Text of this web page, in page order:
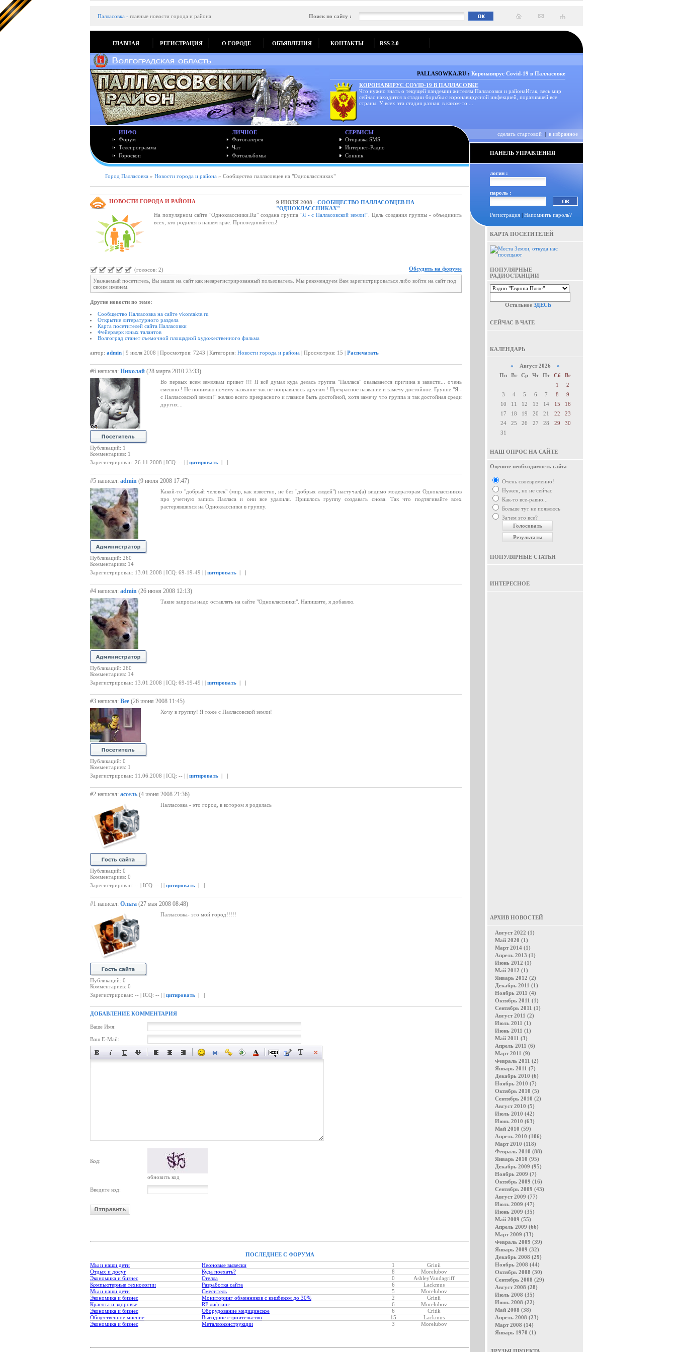
Палласовка - главные новости города и района Поиск по сайту :
ГЛАВНАЯ РЕГИСТРАЦИЯ О ГОРОДЕ ОБЪЯВЛЕНИЯ КОНТАКТЫ RSS 2.0
PALLASOWKA.RU : Коронавирус Covid-19 в Палласовке
КОРОНАВИРУС COVID-19 В ПАЛЛАСОВКЕ
Что нужно знать о текущей пандемии жителям Палласовки и районаИтак, весь мир
сейчас находится в стадии борьбы с коронавирусной инфекцией, поразившей все
страны. У всех эта стадия разная: в каком-то ...
ИНФО
Форум
Телепрограмма
Гороскоп
ЛИЧНОЕ
Фотогалерея
Чат
Фотоальбомы
СЕРВИСЫ
Отправка SMS
Интернет-Радио
Сонник
сделать стартовой | в избранное
ПАНЕЛЬ УПРАВЛЕНИЯ
Город Палласовка » Новости города и района » Сообщество палласовцев на "Одноклассниках"
НОВОСТИ ГОРОДА И РАЙОНА 9 ИЮЛЯ 2008 - СООБЩЕСТВО ПАЛЛАСОВЦЕВ НА
"ОДНОКЛАССНИКАХ"
На популярном сайте "Одноклассники.Ru" создана группа "Я - с Палласовской земли!" . Цель создания группы - объединить
всех, кто родился в нашем крае. Присоединяйтесь!
(голосов: 2)
Обсудить на форуме
Уважаемый посетитель, Вы зашли на сайт как незарегистрированный пользователь. Мы рекомендуем Вам зарегистрироваться либо войти на сайт под
своим именем.
Другие новости по теме:
Сообщество Палласовка на сайте vkontakte.ru
Открытие литературного раздела
Карта посетителей сайта Палласовки
Фейерверк юных талантов
Волгоград станет съемочной площадкой художественного фильма
автор: admin | 9 июля 2008 | Просмотров: 7243 | Категория: Новости города и района | Просмотров: 15 | Распечатать
#6 написал: Николай (28 марта 2010 23:33)
Публикаций: 1
Комментариев: 1
Во первых всем землякам привет !!! Я всё думал куда делась группа "Палласа" оказывается причина в зависти... очень
смешно ! Не понимаю почему название так не понравилось другим ! Прекрасное название и замечу достойное. Группе "Я -
с Палласовской земли!" желаю всего прекрасного и главное быть достойной, хотя замечу что группа и так достойная среди
других...
Зарегистрирован: 26.11.2008 | ICQ: -- | | цитировать | |
#5 написал: admin (9 июля 2008 17:47)
Публикаций: 260
Комментариев: 14
Какой-то "добрый человек" (мир, как известно, не без "добрых людей") настучал(а) видимо модераторам Одноклассников
про учетную запись Палласа и они все удалили. Пришлось группу создавать снова. Так что подтягивайте всех
растерявшихся на Одноклассники в группу.
Зарегистрирован: 13.01.2008 | ICQ: 69-19-49 | | цитировать | |
#4 написал: admin (26 июня 2008 12:13)
Публикаций: 260
Комментариев: 14
Такие запросы надо оставлять на сайте "Одноклассники". Напишите, я добавлю.
Зарегистрирован: 13.01.2008 | ICQ: 69-19-49 | | цитировать | |
#3 написал: Bee (26 июня 2008 11:45)
Публикаций: 0
Комментариев: 1
Хочу в группу! Я тоже с Палласовской земли!
Зарегистрирован: 11.06.2008 | ICQ: -- | | цитировать | |
#2 написал: ассель (4 июня 2008 21:36)
Публикаций: 0
Комментариев: 0
Палласовка - это город, в котором я родилась
Зарегистрирован: -- | ICQ: -- | | цитировать | |
#1 написал: Ольга (27 мая 2008 08:48)
Публикаций: 0
Комментариев: 0
Палласовка- это мой город!!!!!
Зарегистрирован: -- | ICQ: -- | | цитировать | |
ДОБАВЛЕНИЕ КОММЕНТАРИЯ
Ваше Имя:
Ваш E-Mail:
Код:
обновить код
Введите код:
ПОСЛЕДНЕЕ С ФОРУМА
Мы и наши дети
Неоновые вывески 1
Grinii
Отдых и досуг
Куда поехать? 8
Morelubov
Экономика и бизнес
Стелла 0
AshleyVandagriff
Компьютерные технологии
Разработка сайта 6
Lackmus
Мы и наши дети
Смеситель 5
Morelubov
Экономика и бизнес
Мониторинг обменников с кэшбеком до 30% 2
Grinii
Красота и здоровье
RF лифтинг 6
Morelubov
Экономика и бизнес
Оборудование медицинское 6
Critik
Общественное мнение
Выгодное строительство 15
Lackmus
Экономика и бизнес
Металлоконструкции 3 Morelubov
логин :
пароль :
Регистрация | Напомнить пароль?
КАРТА ПОСЕТИТЕЛЕЙ
ПОПУЛЯРНЫЕ
РАДИОСТАНЦИИ
Остальное ЗДЕСЬ
СЕЙЧАС В ЧАТЕ
КАЛЕНДАРЬ
« Август 2026 »
Пн
Вт Ср Чт Пт Сб
Вс
1
2
3
4 5 6 7 8
9
10
11 12 13 14 15
16
17
18 19 20 21 22
23
24
25 26 27 28 29
30
31
НАШ ОПРОС НА САЙТЕ
Оцените необходимость сайта
Очень своевременно!
Нужен, но не сейчас
Как-то все-равно...
Больше тут не появлюсь
Зачем это все?
ПОПУЛЯРНЫЕ СТАТЬИ
ИНТЕРЕСНОЕ
АРХИВ НОВОСТЕЙ
Август 2022 (1)
Май 2020 (1)
Март 2014 (1)
Апрель 2013 (1)
Июнь 2012 (1)
Май 2012 (1)
Январь 2012 (2)
Декабрь 2011 (1)
Ноябрь 2011 (4)
Октябрь 2011 (1)
Сентябрь 2011 (1)
Август 2011 (2)
Июль 2011 (1)
Июнь 2011 (1)
Май 2011 (3)
Апрель 2011 (6)
Март 2011 (9)
Февраль 2011 (2)
Январь 2011 (7)
Декабрь 2010 (6)
Ноябрь 2010 (7)
Октябрь 2010 (5)
Сентябрь 2010 (2)
Август 2010 (5)
Июль 2010 (42)
Июнь 2010 (63)
Май 2010 (59)
Апрель 2010 (106)
Март 2010 (118)
Февраль 2010 (88)
Январь 2010 (95)
Декабрь 2009 (95)
Ноябрь 2009 (7)
Октябрь 2009 (16)
Сентябрь 2009 (43)
Август 2009 (77)
Июль 2009 (47)
Июнь 2009 (35)
Май 2009 (55)
Апрель 2009 (66)
Март 2009 (33)
Февраль 2009 (39)
Январь 2009 (32)
Декабрь 2008 (29)
Ноябрь 2008 (44)
Октябрь 2008 (30)
Сентябрь 2008 (29)
Август 2008 (28)
Июль 2008 (35)
Июнь 2008 (22)
Май 2008 (38)
Апрель 2008 (23)
Март 2008 (14)
Январь 1970 (1)